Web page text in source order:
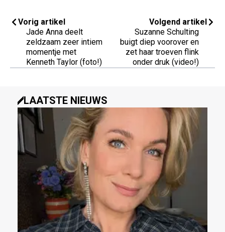
Vorig artikel
Jade Anna deelt
zeldzaam zeer intiem
momentje met
Kenneth Taylor (foto!)
Volgend artikel
Suzanne Schulting
buigt diep voorover en
zet haar troeven flink
onder druk (video!)
LAATSTE NIEUWS